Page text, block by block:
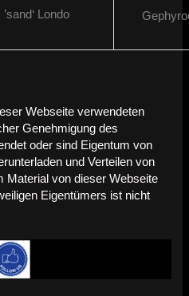
Londo
Webseite verwendeten
Genehmigung des
oder sind Eigentum von
und Verteilen von
Material von dieser Webseite
Eigentümers ist nicht